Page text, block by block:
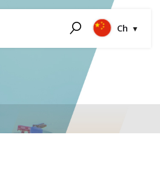
搜索 Ch